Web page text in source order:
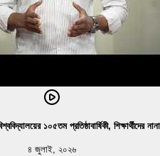
১০৫তম প্রতিষ্ঠাবার্ষিকী, শিক্ষার্থীদের
৪ জুলাই, ২০২৬